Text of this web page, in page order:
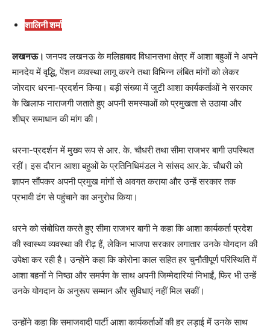
शालिनी शर्मा
लखनऊ।जनपद लखनऊ के मलिहाबाद विधानसभा क्षेत्र में आशा बहुओं ने अपने
मानदेय में वृद्धि, पेंशन व्यवस्था लागू करने तथा विभिन्न लंबित मांगों को लेकर
जोरदार धरना-प्रदर्शन किया। बड़ी संख्या में जुटी आशा कार्यकर्ताओं ने सरकार
के खिलाफ नाराजगी जताते हुए अपनी समस्याओं को प्रमुखता से उठाया और
शीघ्र समाधान की मांग की।
धरना-प्रदर्शन में मुख्य रूप से आर. के. चौधरी तथा सीमा राजभर बागी उपस्थित
रहीं। इस दौरान आशा बहुओं के प्रतिनिधिमंडल ने सांसद आर.के. चौधरी को
ज्ञापन सौंपकर अपनी प्रमुख मांगों से अवगत कराया और उन्हें सरकार तक
प्रभावी ढंग से पहुंचाने का अनुरोध किया।
धरने को संबोधित करते हुए सीमा राजभर बागी ने कहा कि आशा कार्यकर्ता प्रदेश
की स्वास्थ्य व्यवस्था की रीढ़ हैं, लेकिन भाजपा सरकार लगातार उनके योगदान की
उपेक्षा कर रही है। उन्होंने कहा कि कोरोना काल सहित हर चुनौतीपूर्ण परिस्थिति में
आशा बहनों ने निष्ठा और समर्पण के साथ अपनी जिम्मेदारियां निभाईं, फिर भी उन्हें
उनके योगदान के अनुरूप सम्मान और सुविधाएं नहीं मिल सकीं।
उन्होंने कहा कि समाजवादी पार्टी आशा कार्यकर्ताओं की हर लड़ाई में उनके साथ